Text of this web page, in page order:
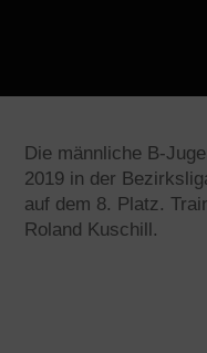
Die männliche B-
2019 in der
auf dem 8. Platz.
Roland Kuschill.